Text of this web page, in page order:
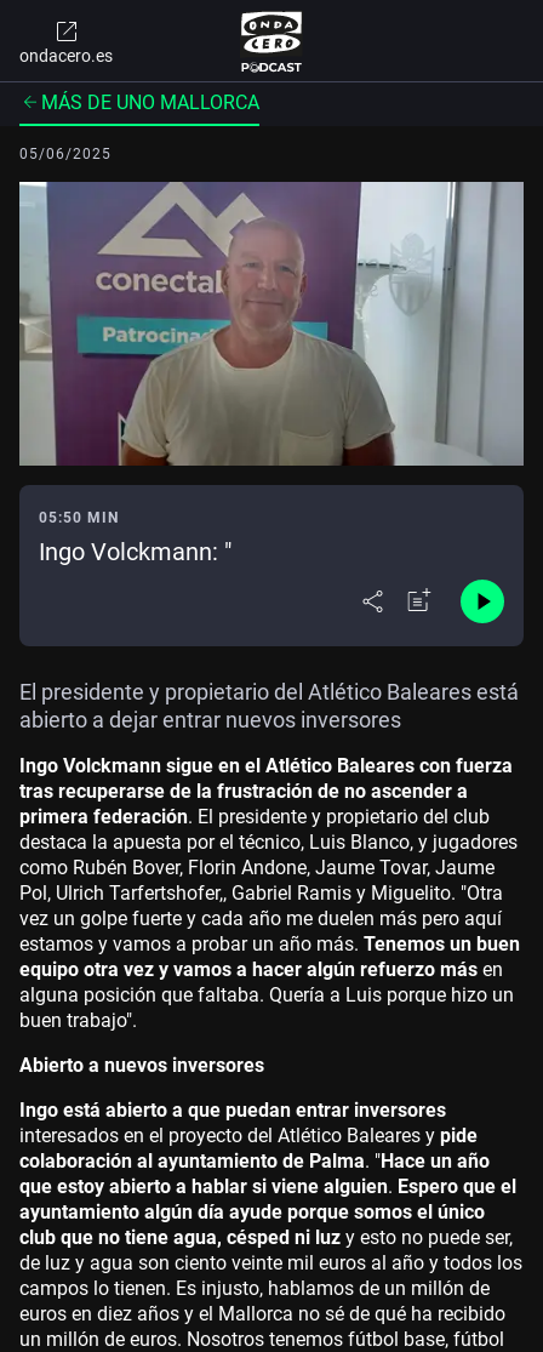
ondacero.es
MÁS DE UNO MALLORCA
05/06/2025
05:50 MIN
Ingo Volckmann: "
El presidente y propietario del Atlético Baleares está
abierto a dejar entrar nuevos inversores
Ingo Volckmann sigue en el Atlético Baleares con fuerza
tras recuperarse de la frustración de no ascender a
primera federación. El presidente y propietario del club
destaca la apuesta por el técnico, Luis Blanco, y jugadores
como Rubén Bover, Florin Andone, Jaume Tovar, Jaume
Pol, Ulrich Tarfertshofer,, Gabriel Ramis y Miguelito. "Otra
vez un golpe fuerte y cada año me duelen más pero aquí
estamos y vamos a probar un año más. Tenemos un buen
equipo otra vez y vamos a hacer algún refuerzo más en
alguna posición que faltaba. Quería a Luis porque hizo un
buen trabajo".
Abierto a nuevos inversores
Ingo está abierto a que puedan entrar inversores
interesados en el proyecto del Atlético Baleares y pide
colaboración al ayuntamiento de Palma. "Hace un año
que estoy abierto a hablar si viene alguien. Espero que el
ayuntamiento algún día ayude porque somos el único
club que no tiene agua, césped ni luz y esto no puede ser,
de luz y agua son ciento veinte mil euros al año y todos los
campos lo tienen. Es injusto, hablamos de un millón de
euros en diez años y el Mallorca no sé de qué ha recibido
un millón de euros. Nosotros tenemos fútbol base, fútbol